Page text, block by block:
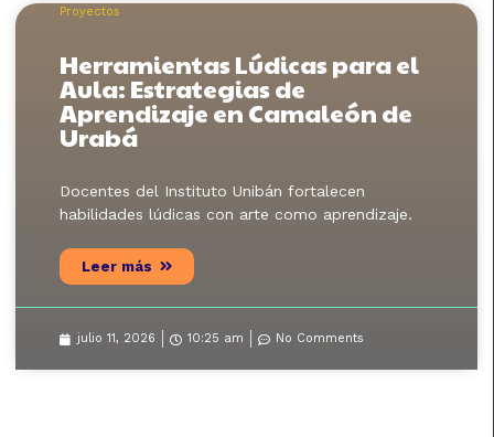
Proyectos
Herramientas Lúdicas para el
Aula: Estrategias de
Aprendizaje en Camaleón de
Urabá
Docentes del Instituto Unibán fortalecen
habilidades lúdicas con arte como aprendizaje.
Leer más
julio 11, 2026 10:25 am No Comments